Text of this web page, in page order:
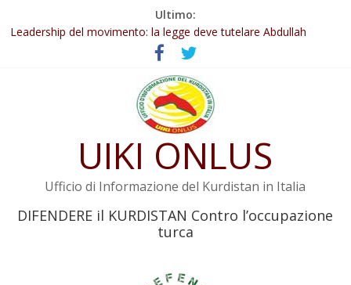
Ultimo:
Abdullah Öcalan: Le legge negativa deve essere trasformata in
legge positiva
Leadership del movimento: la legge deve tutelare Abdullah
Commissione donne del KNK: Şengal è di nuovo sotto minaccia
Non tenere conto della situazione di Rêber Apo ostacolerebbe
Il KNK chiede un’azione internazionale contro i crimini di guerra
UIKI ONLUS
Ufficio di Informazione del Kurdistan in Italia
DIFENDERE il KURDISTAN Contro l’occupazione
turca